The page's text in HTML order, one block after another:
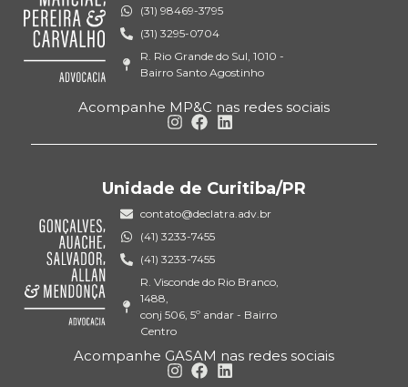
(31) 98469-3795
(31) 3295-0704
R. Rio Grande do Sul, 1010 -
Bairro Santo Agostinho
Acompanhe MP&C nas redes sociais
Unidade de Curitiba/PR
contato@declatra.adv.br
(41) 3233-7455
(41) 3233-7455
R. Visconde do Rio Branco,
1488,
conj 506, 5º andar - Bairro
Centro
Acompanhe GASAM nas redes sociais